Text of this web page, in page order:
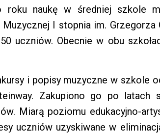
roku naukę w średniej szkole
Muzycznej I stopnia im.
uczniów. Obecnie w obu
i popisy muzyczne w szkole
Zakupiono go po latach
Miarą poziomu edukacyjno-
uczniów uzyskiwane w